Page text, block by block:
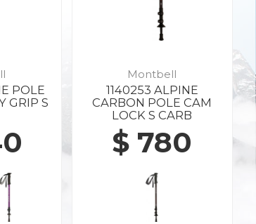
POLE
GRIP S
Montbell
1140253 ALPINE
CARBON POLE CAM
LOCK S CARB
$ 780